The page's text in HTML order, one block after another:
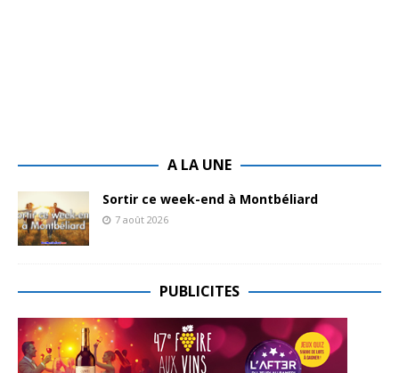
A LA UNE
Sortir ce week-end à Montbéliard
7 août 2026
PUBLICITES